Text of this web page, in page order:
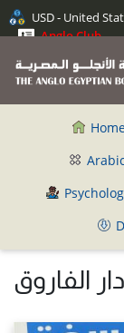
USD - United
Anglo Club
دار الفاروق